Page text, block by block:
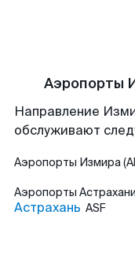
Аэропорты
Направление
обслуживают
Аэропорты Измира
Аэропорты Астрахани
Астрахань ASF